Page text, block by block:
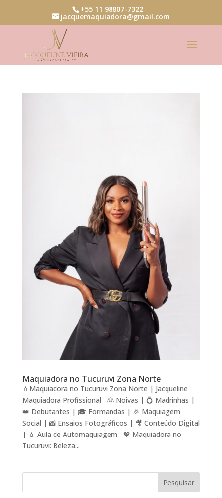
+55 11 98807-7322
jacquemaquiadora@gmail.com
Maquiadora no Tucuruvi Zona Norte
💄Maquiadora no Tucuruvi Zona Norte | Jacqueline
Maquiadora Profissional 👰 Noivas | 💍 Madrinhas |
👑 Debutantes | 🎓 Formandas | 🎉 Maquiagem
Social | 📸 Ensaios Fotográficos | 🎥 Conteúdo Digital
| 💄 Aula de Automaquiagem 💖 Maquiadora no
Tucuruvi: Beleza...
Pesquisar